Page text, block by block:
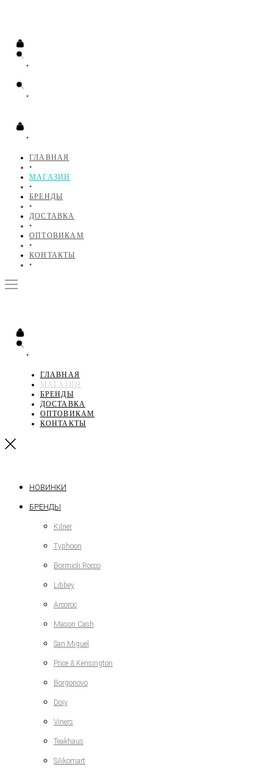
•
•
•
ГЛАВНАЯ
•
МАГАЗИН
•
БРЕНДЫ
•
ДОСТАВКА
•
ОПТОВИКАМ
•
КОНТАКТЫ
•
•
ГЛАВНАЯ
МАГАЗИН
БРЕНДЫ
ДОСТАВКА
ОПТОВИКАМ
КОНТАКТЫ
НОВИНКИ
БРЕНДЫ
Kilner
Typhoon
Bormioli Rocco
Libbey
Arcoroc
Mason Cash
San Miguel
Price & Kensington
Borgonovo
Doiy
Viners
Teakhaus
Silikomart